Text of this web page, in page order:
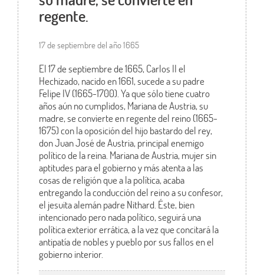
regente.
17 de septiembre del año 1665
El 17 de septiembre de 1665, Carlos II el
Hechizado, nacido en 1661, sucede a su padre
Felipe IV (1665-1700). Ya que sólo tiene cuatro
años aún no cumplidos, Mariana de Austria, su
madre, se convierte en regente del reino (1665-
1675) con la oposición del hijo bastardo del rey,
don Juan José de Austria, principal enemigo
político de la reina. Mariana de Austria, mujer sin
aptitudes para el gobierno y más atenta a las
cosas de religión que a la política, acaba
entregando la conducción del reino a su confesor,
el jesuita alemán padre Nithard. Éste, bien
intencionado pero nada político, seguirá una
política exterior errática, a la vez que concitará la
antipatía de nobles y pueblo por sus fallos en el
gobierno interior.